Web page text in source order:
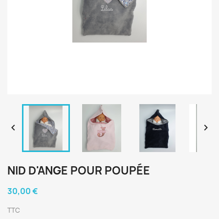
 
NID D'ANGE POUR POUPÉE
30,00 €
TTC